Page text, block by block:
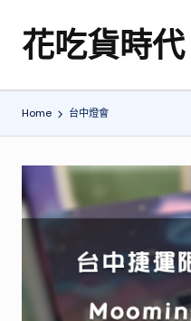
Skip花吃貨時代
分
地
旅
遊
美
食
行
Home 台中燈會